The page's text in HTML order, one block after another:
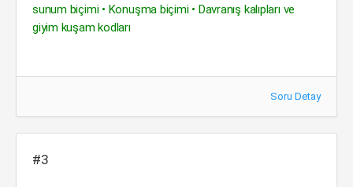
sunum biçimi • Konuşma biçimi • Davranış kalıpları ve
giyim kuşam kodları
Soru Detay
#3